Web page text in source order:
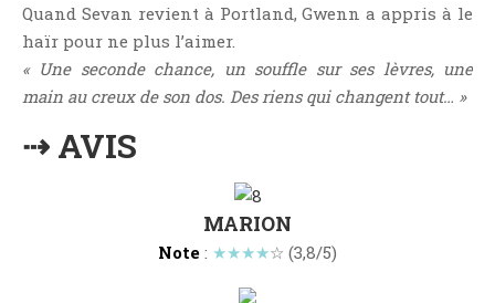
Fraternité
Histoire De Vie
Historique
Humour
Quand Sevan revient à Portland, Gwenn a appris à le
haïr pour ne plus l’aimer.
« Une seconde chance, un souffle sur ses lèvres, une
main au creux de son dos. Des riens qui changent tout… »
⇢ AVIS
MARION
Note : ★★★★☆ (3,8/5)